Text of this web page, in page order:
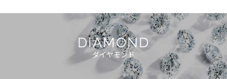
DIAMOND
ダイヤモンド